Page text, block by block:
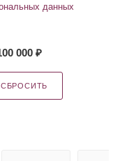
данных
000 ₽
СБРОСИТЬ